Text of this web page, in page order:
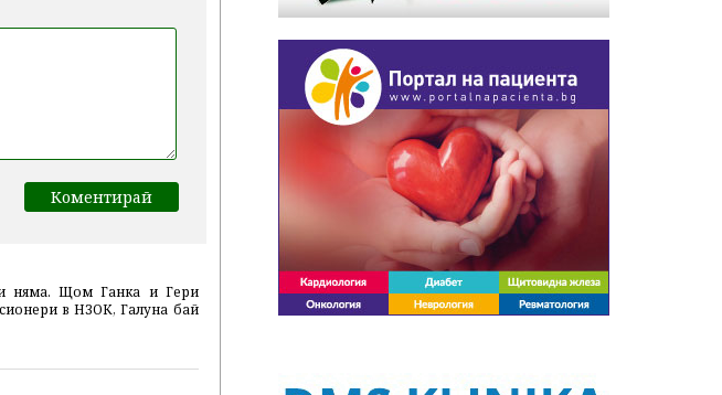
няма. Щом Ганка и Гери
в НЗОК, Галуна бай